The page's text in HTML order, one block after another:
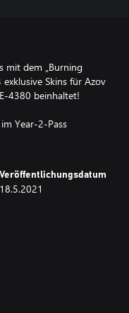
mit dem „Burning
Skins für Azov
4380 beinhaltet!
Year-2-Pass
Veröffentlichungsdatum
18.5.2021